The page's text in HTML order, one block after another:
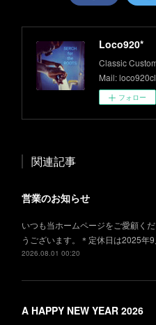
Loco920*
Classic
Mail:
フォロー
関連記事
営業のお知らせ
いつも当ホームページをご愛顧く
うございます。＊定休日は2025年
2026.08.01 00:20
A HAPPY NEW YEAR 2026